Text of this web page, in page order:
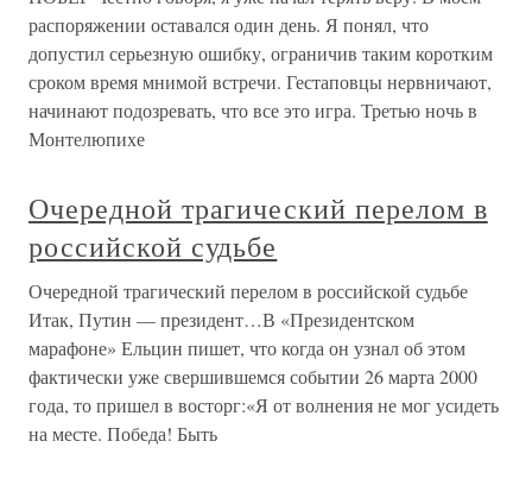
распоряжении оставался один день. Я понял, что
допустил серьезную ошибку, ограничив таким коротким
сроком время мнимой встречи. Гестаповцы нервничают,
начинают подозревать, что все это игра. Третью ночь в
Монтелюпихе
Очередной трагический перелом в
российской судьбе
Очередной трагический перелом в российской судьбе
Итак, Путин — президент…В «Президентском
марафоне» Ельцин пишет, что когда он узнал об этом
фактически уже свершившемся событии 26 марта 2000
года, то пришел в восторг:«Я от волнения не мог усидеть
на месте. Победа! Быть